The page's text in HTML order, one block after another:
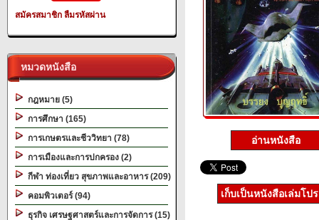
สมัครสมาชิก ลืมรหัสผ่าน
หมวดหนังสือ
กฎหมาย (5)
การศึกษา (165)
การเกษตรและชีววิทยา (78)
การเมืองและการปกครอง (2)
กีฬา ท่องเที่ยว สุขภาพและอาหาร (209)
คอมพิวเตอร์ (94)
ธุรกิจ เศรษฐศาสตร์และการจัดการ (15)
อ่านหนังสือ
เก็บเป็นหนังสือเล่มโป